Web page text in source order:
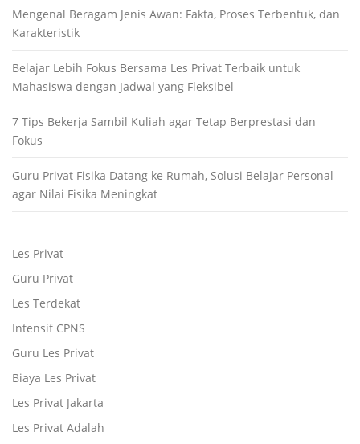
Mengenal Beragam Jenis Awan: Fakta, Proses Terbentuk, dan
Karakteristik
Belajar Lebih Fokus Bersama Les Privat Terbaik untuk
Mahasiswa dengan Jadwal yang Fleksibel
7 Tips Bekerja Sambil Kuliah agar Tetap Berprestasi dan
Fokus
Guru Privat Fisika Datang ke Rumah, Solusi Belajar Personal
agar Nilai Fisika Meningkat
Les Privat
Guru Privat
Les Terdekat
Intensif CPNS
Guru Les Privat
Biaya Les Privat
Les Privat Jakarta
Les Privat Adalah